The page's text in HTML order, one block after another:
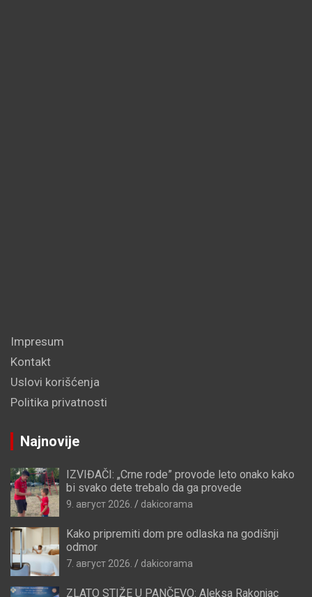
Impresum
Kontakt
Uslovi korišćenja
Politika privatnosti
Najnovije
IZVIĐAČI: „Crne rode” provode leto onako kako
bi svako dete trebalo da ga provede
9. август 2026. dakicorama
Kako pripremiti dom pre odlaska na godišnji
odmor
7. август 2026. dakicorama
ZLATO STIŽE U PANČEVO: Aleksa Rakonjac